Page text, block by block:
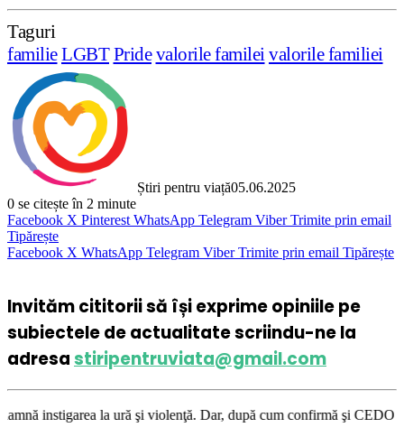
Taguri
familieLGBT Pride valorile familei valorile familiei
Știri pentru viață05.06.2025
0 se citește în 2 minute
Facebook X Pinterest WhatsApp Telegram Viber Trimite prin email
Tipărește
Facebook X WhatsApp Telegram Viber Trimite prin email Tipărește
Invităm cititorii să își exprime opiniile pe
subiectele de actualitate scriindu-ne la
adresastiripentruviata@gmail.com
la ură şi violenţă. Dar, după cum confirmă şi CEDO în cazul